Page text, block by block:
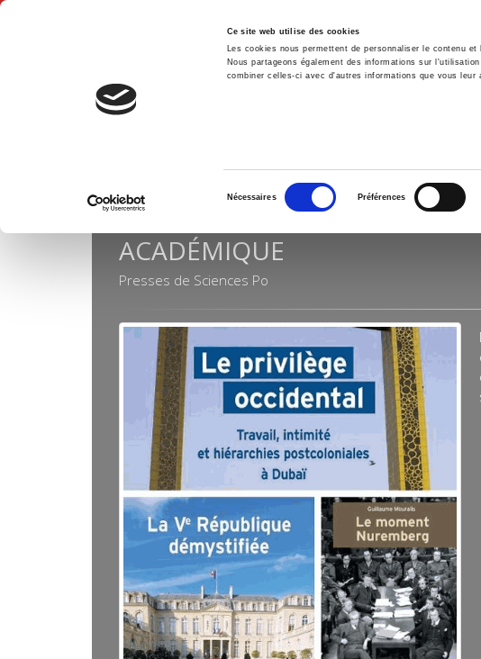
Ce site web utilise des cookies
Les cookies nous permettent de personnaliser le contenu
Nous partageons également des informations sur
combiner celles-ci avec d'autres informations que vous
consentement
Nécessaires Préférences
Accueil
ACADÉMIQUE
Presses de Sciences Po